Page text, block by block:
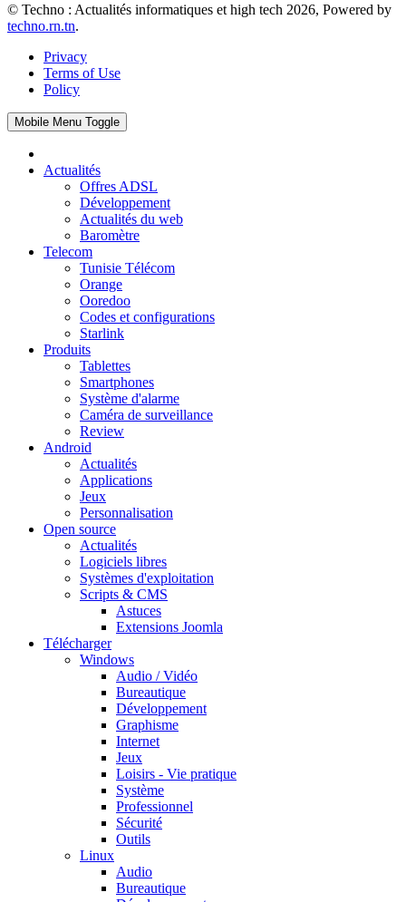
© Techno : Actualités informatiques et high tech 2026, Powered by
techno.rn.tn.
Privacy
Terms of Use
Policy
Mobile Menu Toggle
Actualités
Offres ADSL
Développement
Actualités du web
Baromètre
Telecom
Tunisie Télécom
Orange
Ooredoo
Codes et configurations
Starlink
Produits
Tablettes
Smartphones
Système d'alarme
Caméra de surveillance
Review
Android
Actualités
Applications
Jeux
Personnalisation
Open source
Actualités
Logiciels libres
Systèmes d'exploitation
Scripts & CMS
Astuces
Extensions Joomla
Télécharger
Windows
Audio / Vidéo
Bureautique
Développement
Graphisme
Internet
Jeux
Loisirs - Vie pratique
Système
Professionnel
Sécurité
Outils
Linux
Audio
Bureautique